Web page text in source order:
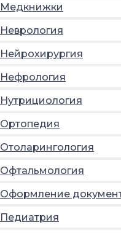
Медкнижки
Неврология
Нейрохирургия
Нефрология
Нутрициология
Ортопедия
Отоларингология
Офтальмология
Оформление
Педиатрия